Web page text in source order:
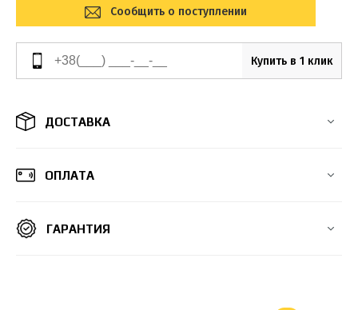
Сообщить о поступлении
Купить в 1 клик
ДОСТАВКА
ОПЛАТА
ГАРАНТИЯ